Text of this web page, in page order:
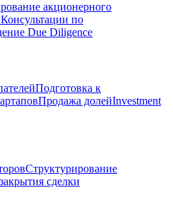
акционерного
Консультации по
Due Diligence
Подготовка к
Продажа долейInvestment
Структурирование
сделки